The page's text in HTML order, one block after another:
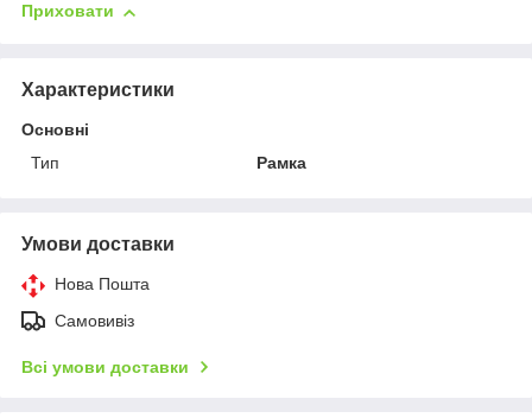
Приховати
Характеристики
Основні
Тип
Рамка
Умови доставки
Нова Пошта
Самовивіз
Всі умови доставки